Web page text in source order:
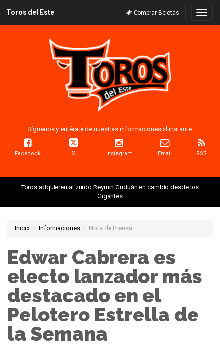
Toros del Este Comprar Boletas
Síguenos y entérate de nuestras informaciones al instante:
Facebook X Instagram Email RSS
Toros adquieren al zurdo Reymin Guduán en cambio desde los
Gigantes
Inicio Informaciones Nota de Prensa
Edwar Cabrera es
electo lanzador más
destacado en el
Pelotero Estrella de
la Semana